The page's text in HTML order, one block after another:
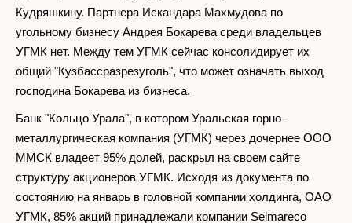
Кудряшкину. Партнера Искандара Махмудова по
угольному бизнесу Андрея Бокарева среди владельцев
УГМК нет. Между тем УГМК сейчас консолидирует их
общий "Кузбассразрезуголь", что может означать выход
господина Бокарева из бизнеса.
Банк "Кольцо Урала", в котором Уральская горно-
металлургическая компания (УГМК) через дочернее ООО
ММСК владеет 95% долей, раскрыл на своем сайте
структуру акционеров УГМК. Исходя из документа по
состоянию на январь в головной компании холдинга, ОАО
УГМК, 85% акций принадлежали компании Selmareco